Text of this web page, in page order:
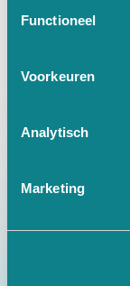
Functioneel
Voorkeuren
Analytisch
Marketing
at
at qf
at De